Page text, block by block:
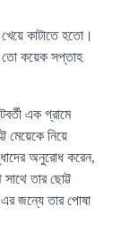
কাটাতে হতো।
তো কয়েক সপ্তাহ
এক গ্রামে
নিয়ে
অনুরোধ করেন,
তার ছোট্ট
এর জন্যে তার পোষা